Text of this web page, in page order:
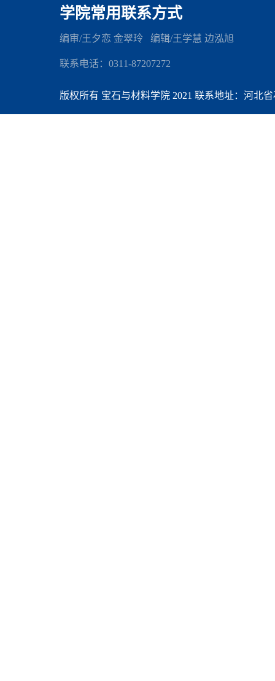
学院常用联系方式
编审/王夕恋 金翠玲 编辑/王学慧 边泓旭
联系电话：0311-87207272
版权所有 宝石与材料学院 2021 联系地址：河北